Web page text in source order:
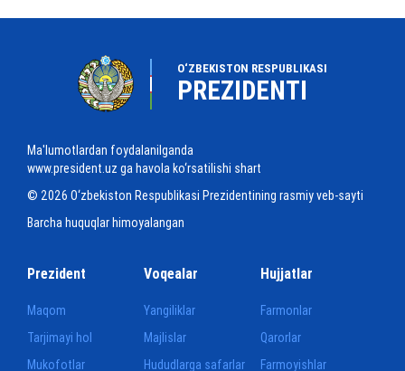
O‘ZBEKISTON RESPUBLIKASI
PREZIDENTI
Ma'lumotlardan foydalanilganda
www.president.uz ga havola ko‘rsatilishi shart
© 2026 O‘zbekiston Respublikasi Prezidentining rasmiy veb-sayti
Barcha huquqlar himoyalangan
Prezident
Maqom
Tarjimayi hol
Mukofotlar
Voqealar
Yangiliklar
Majlislar
Hududlarga safarlar
Hujjatlar
Farmonlar
Qarorlar
Farmoyishlar